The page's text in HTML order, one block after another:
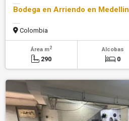
Bodega en Arriendo en Medellin
Colombia
Área m2
290
Alcobas
0